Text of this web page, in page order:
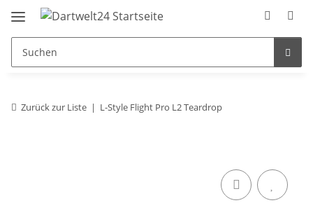
Zurück zur Liste L-Style Flight Pro L2 Teardrop